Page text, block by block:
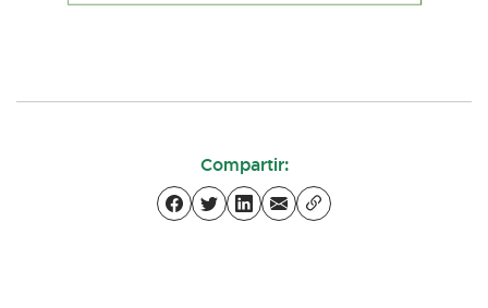
Compartir: